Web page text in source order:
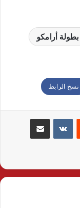
أرامكو
نسخ الرابط
مشاركة عبر البريد